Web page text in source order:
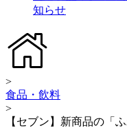
知らせ
>
食品・飲料
>
【セブン】新商品の「